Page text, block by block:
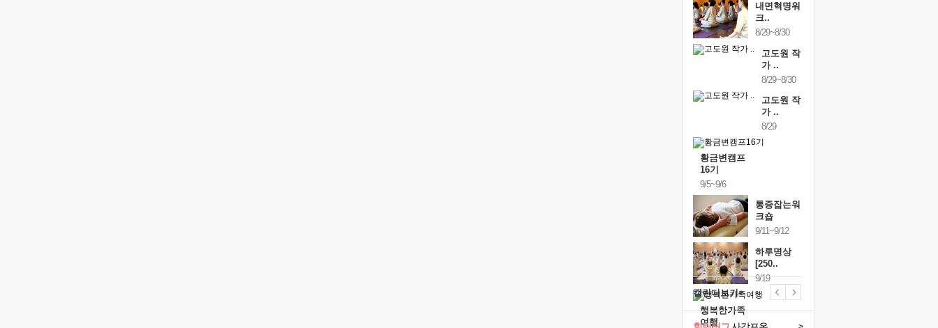
내면혁명워
크..
8/29~8/30
고도원 작
가 ..
8/29~8/30
고도원 작
가 ..
8/29
황금변캠프
16기
9/5~9/6
통증잡는워
크숍
9/11~9/12
하루명상
[250..
9/19
행복한가족
여행
캘린더보기+